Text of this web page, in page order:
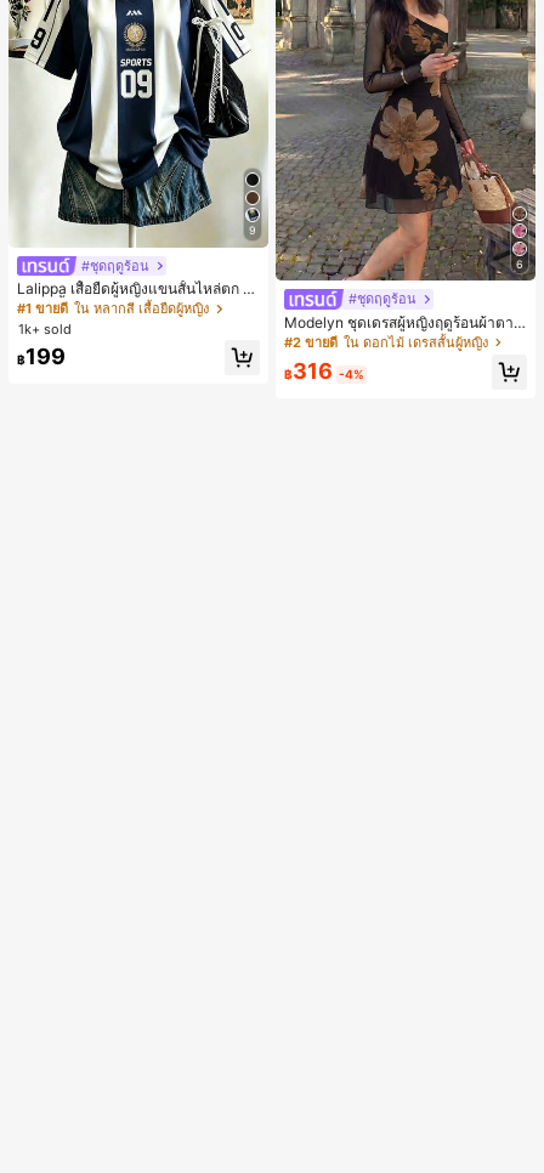
9
#ชุดฤดูร้อน
Lalippa เสื้อยืดผู้หญิงแขนสั้นไหล่ตก ค
อวีปกเสื้อ ลายพิมพ์ดิจิทัลลายทาง สไตล์
สปอร์ตแฟชั่นมินิมอล ของขวัญสำหรับเ
พื่อน
#1 ขายดี ใน หลากสี เสื้อยืดผู้หญิง
1k+ sold
฿199
6
#ชุดฤดูร้อน
Modelyn ชุดเดรสผู้หญิงฤดูร้อนผ้าตาข่
ายพิมพ์ลาย คอไม่สมมาตร จับจีบ หรูหร
#2 ขายดี ใน ดอกไม้ เดรสสั้นผู้หญิง
฿316 -4%